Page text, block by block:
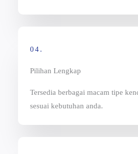
04.
Pilihan Lengkap
Tersedia berbagai macam tipe
sesuai kebutuhan anda.